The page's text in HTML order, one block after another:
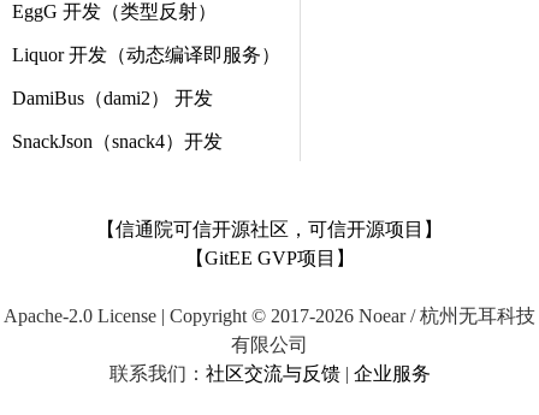
EggG 开发（类型反射）
Liquor 开发（动态编译即服务）
DamiBus（dami2） 开发
SnackJson（snack4）开发
【信通院可信开源社区，可信开源项目】
【GitEE GVP项目】
Apache-2.0 License | Copyright © 2017-2026 Noear / 杭州无耳科技
有限公司
联系我们： 社区交流与反馈| 企业服务